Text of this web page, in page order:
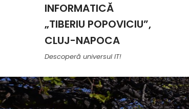
INFORMATICĂ
„TIBERIU POPOVICIU”,
CLUJ-NAPOCA
Descoperă universul IT!